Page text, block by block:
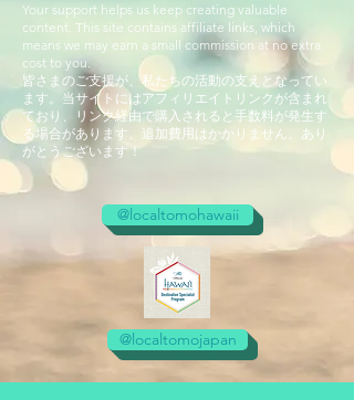
Your support helps us keep creating valuable
content. This site contains affiliate links, which
means we may earn a small commission at no extra
cost to you.
皆さまのご支援が、私たちの活動の支えとなってい
ます。当サイトにはアフィリエイトリンクが含まれ
ており、リンク経由で購入されると手数料が発生す
る場合があります。追加費用はかかりません。あり
がとうございます！
@localtomohawaii
@localtomojapan